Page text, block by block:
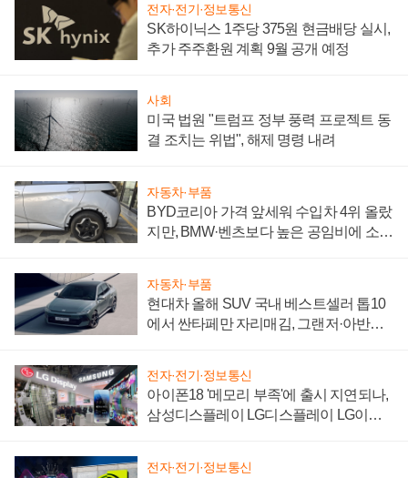
전자·전기·정보통신
SK하이닉스 1주당 375원 현금배당 실시,
추가 주주환원 계획 9월 공개 예정
사회
미국 법원 "트럼프 정부 풍력 프로젝트 동
결 조치는 위법", 해제 명령 내려
자동차·부품
BYD코리아 가격 앞세워 수입차 4위 올랐
지만, BMW·벤츠보다 높은 공임비에 소비
자동차·부품
현대차 올해 SUV 국내 베스트셀러 톱10
에서 싼타페만 자리매김, 그랜저·아반떼
전자·전기·정보통신
아이폰18 '메모리 부족'에 출시 지연되나,
삼성디스플레이 LG디스플레이 LG이노
전자·전기·정보통신